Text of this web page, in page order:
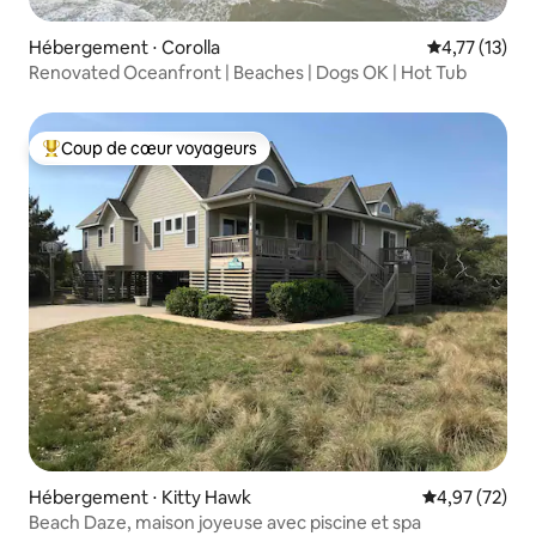
Hébergement ⋅ Corolla Évaluation
4,77 (13)
Renovated Oceanfront | Beaches | Dogs OK | Hot Tub
Coups de cœur voyageurs les plus appréciés
Coup de cœur voyageurs
Hébergement ⋅ Kitty Hawk Évaluation
4,97 (72)
Beach Daze, maison joyeuse avec piscine et spa